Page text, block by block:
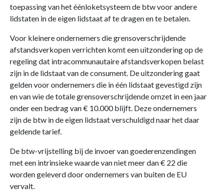
toepassing van het éénloketsysteem de btw voor andere
lidstaten in de eigen lidstaat af te dragen en te betalen.
Voor kleinere ondernemers die grensoverschrijdende
afstandsverkopen verrichten komt een uitzondering op de
regeling dat intracommunautaire afstandsverkopen belast
zijn in de lidstaat van de consument. De uitzondering gaat
gelden voor ondernemers die in één lidstaat gevestigd zijn
en van wie de totale grensoverschrijdende omzet in een jaar
onder een bedrag van € 10.000 blijft. Deze ondernemers
zijn de btw in de eigen lidstaat verschuldigd naar het daar
geldende tarief.
De btw-vrijstelling bij de invoer van goederenzendingen
met een intrinsieke waarde van niet meer dan € 22 die
worden geleverd door ondernemers van buiten de EU
vervalt.